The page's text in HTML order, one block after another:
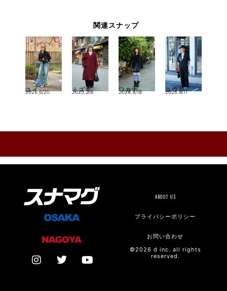
関連スナップ
ユイ
2025.6/20 ミズキ
2025.2/8 ワカナ
2026.3/18 ユウヤ
2025.8/11
ABOUT US
プライバシーポリシー
お問い合わせ
©2026 d inc. all rights
reserved.